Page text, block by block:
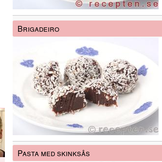
Brigadeiro
Pasta med skinksås